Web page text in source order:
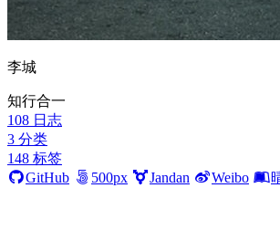
李城
知行合一
108 日志
3 分类
148 标签
GitHub
500px Jandan Weibo